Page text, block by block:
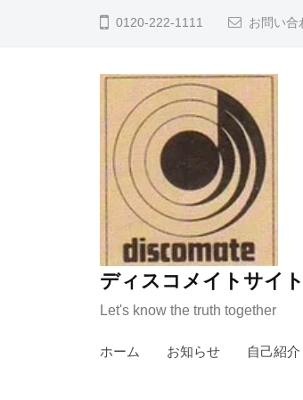
0120-222-1111 お問い合
ディスコメイトサイ
Let's know the truth together
ホーム お知らせ 自己紹介